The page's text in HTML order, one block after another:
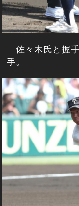
佐々木氏と握
手。